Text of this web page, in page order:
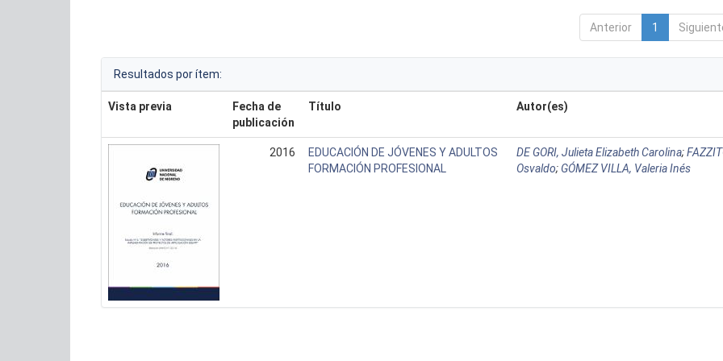
Anterior 1
Resultados por ítem:
Vista previa
Fecha de
publicación
Título Autor(es)
2016
EDUCACIÓN DE JÓVENES Y ADULTOS
FORMACIÓN PROFESIONAL
DE GORI, Julieta Elizabeth Carolina;
Osvaldo; GÓMEZ VILLA, Valeria Inés